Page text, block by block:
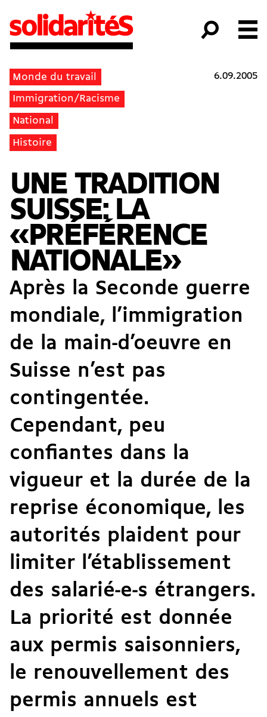
Monde du travail
Immigration/Racisme
National
Histoire
6.09.2005
UNE TRADITION
SUISSE: LA
«PRÉFÉRENCE
NATIONALE»
Après la Seconde guerre
mondiale, l’immigration
de la main-d’oeuvre en
Suisse n’est pas
contingentée.
Cependant, peu
confiantes dans la
vigueur et la durée de la
reprise économique, les
autorités plaident pour
limiter l’établissement
des salarié-e-s étrangers.
La priorité est donnée
aux permis saisonniers,
le renouvellement des
permis annuels est